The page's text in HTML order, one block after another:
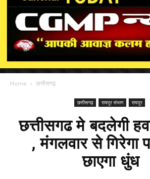
Home छत्तीसगढ़
छत्तीसगढ़ रायपुर संभाग रायपुर
छत्तीसगढ मे बदलेगी
, मंगलवार से गिरेगा
छाएगा धुंध